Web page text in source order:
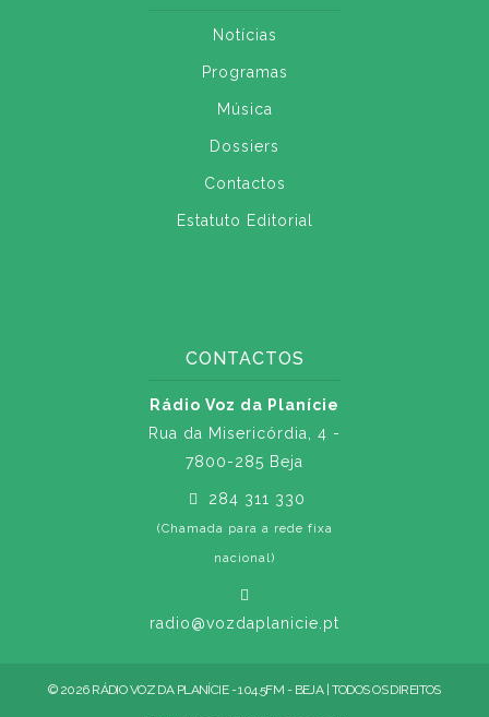
Notícias
Programas
Música
Dossiers
Contactos
Estatuto Editorial
CONTACTOS
Rádio Voz da Planície
Rua da Misericórdia, 4 -
7800-285 Beja
284 311 330
(Chamada para a rede fixa
nacional)
radio@vozdaplanicie.pt
© 2026 RÁDIO VOZ DA PLANÍCIE - 104.5FM - BEJA | TODOS OS DIREITOS